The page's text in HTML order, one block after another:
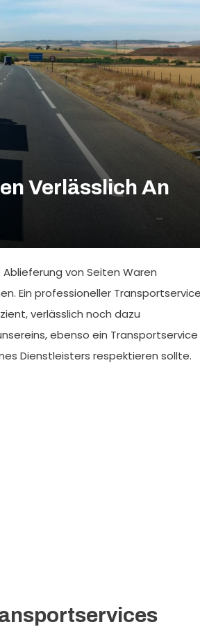
Verlässlich An
von Seiten Waren
Ein professioneller
verlässlich noch dazu
ebenso ein Transportservice
Dienstleisters respektieren sollte.